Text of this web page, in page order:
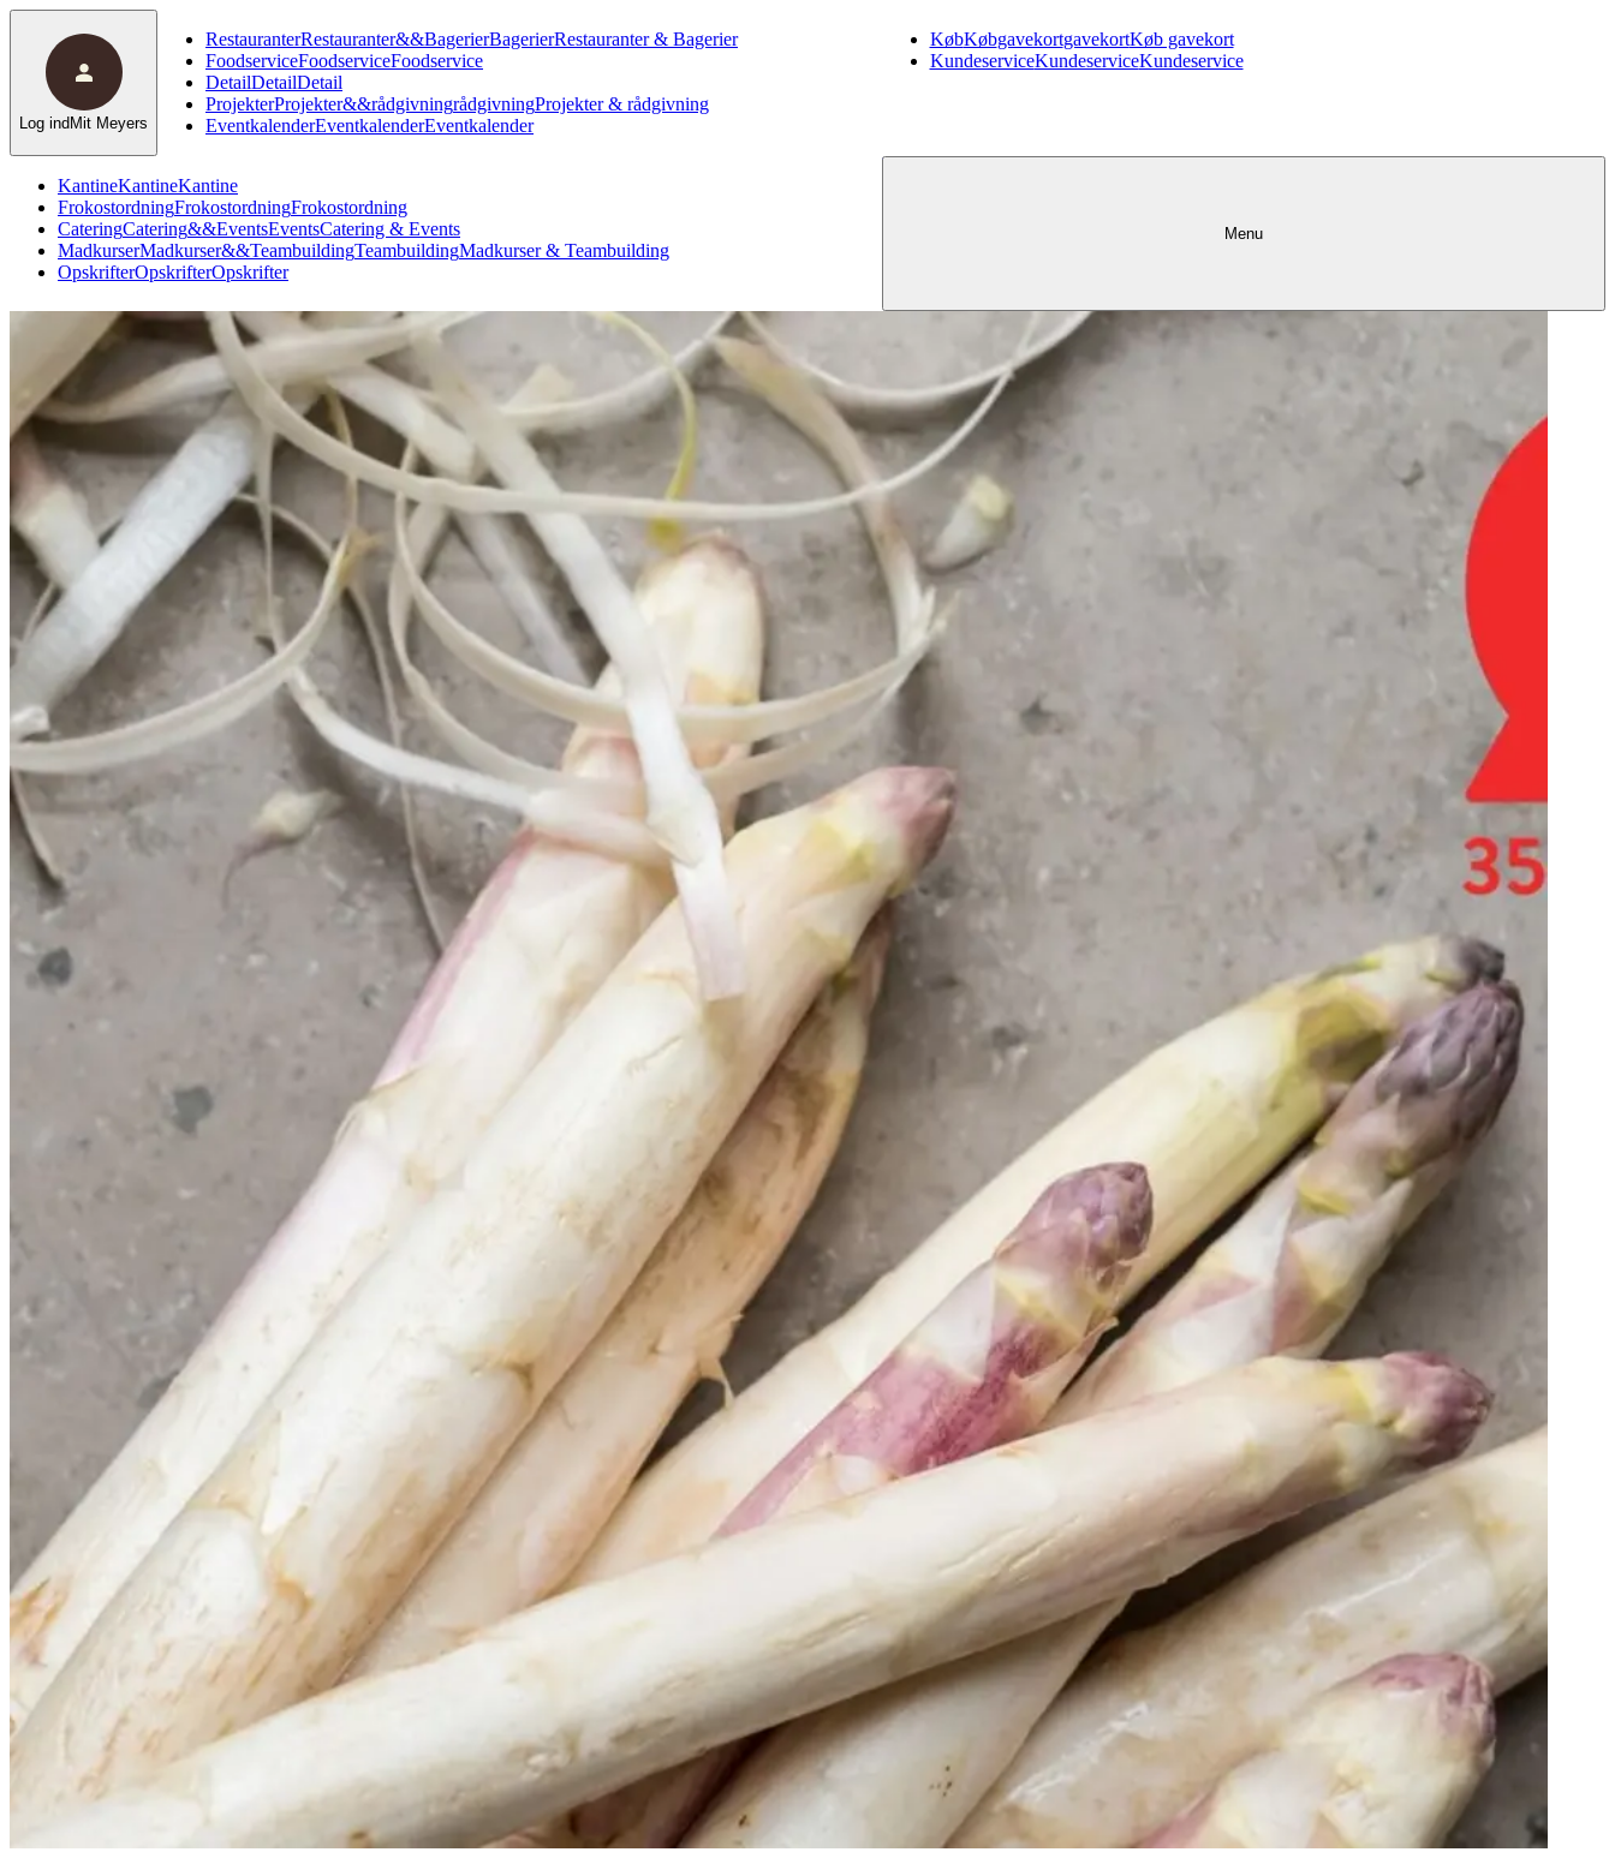
KantineKantineKantine
FrokostordningFrokostordningFrokostordning
CateringCatering&&EventsEventsCatering & Events
MadkurserMadkurser&&TeambuildingTeambuildingMadkurser & Teambuilding
OpskrifterOpskrifterOpskrifter
RestauranterRestauranter&&BagerierBagerierRestauranter & Bagerier
FoodserviceFoodserviceFoodservice
DetailDetailDetail
ProjekterProjekter&&rådgivningrådgivningProjekter & rådgivning
EventkalenderEventkalenderEventkalender
KøbKøbgavekortgavekortKøb gavekort
KundeserviceKundeserviceKundeservice
Log ind Mit Meyers
Menu